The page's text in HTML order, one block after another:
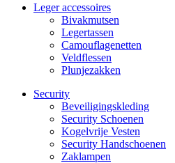
Leger accessoires
Bivakmutsen
Legertassen
Camouflage­­netten
Veldflessen
Plunjezakken
Security
Beveiligings­­kleding
Security Schoenen
Kogelvrije Vesten
Security Hand­­schoenen
Zaklampen